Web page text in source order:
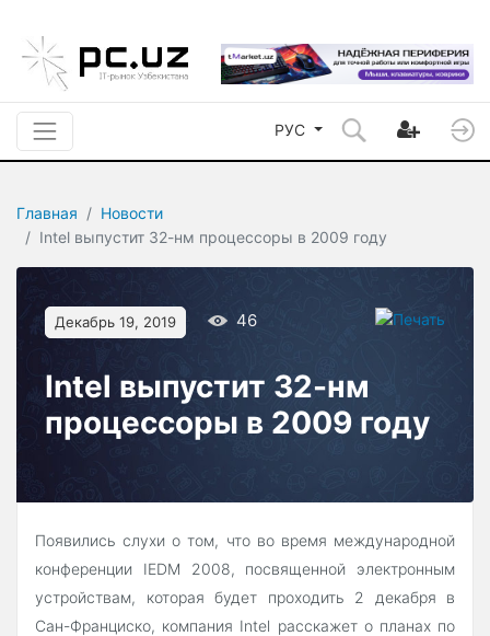
РУС
Главная
Новости
Intel выпустит 32-нм процессоры в 2009 году
Декабрь 19, 2019 46
Intel выпустит 32-нм
процессоры в 2009 году
Появились слухи о том, что во время международной
конференции IEDM 2008, посвященной электронным
устройствам, которая будет проходить 2 декабря в
Сан-Франциско, компания Intel расскажет о планах по